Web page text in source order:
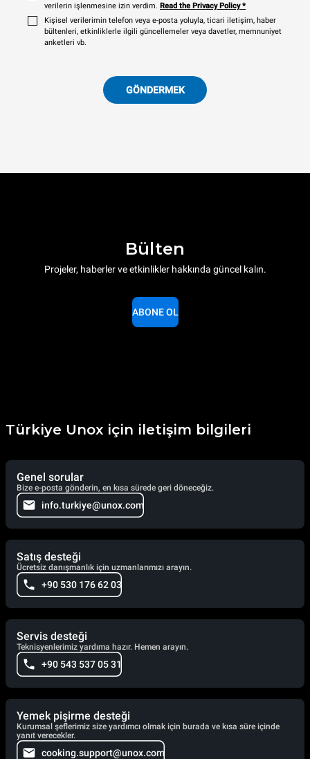
verilerin işlenmesine izin verdim. Read the Privacy Policy*
Kişisel verilerimin telefon veya e-posta yoluyla, ticari iletişim, haber
bültenleri, etkinliklerle ilgili güncellemeler veya davetler, memnuniyet
anketleri vb.
GÖNDERMEK
Bülten
Projeler, haberler ve etkinlikler hakkında güncel kalın.
ABONE OL
Türkiye Unox için iletişim bilgileri
Genel sorular
Bize e-posta gönderin, en kısa sürede geri döneceğiz.
info.turkiye@unox.com
Satış desteği
Ücretsiz danışmanlık için uzmanlarımızı arayın.
+90 530 176 62 03
Servis desteği
Teknisyenlerimiz yardıma hazır. Hemen arayın.
+90 543 537 05 31
Yemek pişirme desteği
Kurumsal şeflerimiz size yardımcı olmak için burada ve kısa süre içinde
yanıt verecekler.
cooking.support@unox.com